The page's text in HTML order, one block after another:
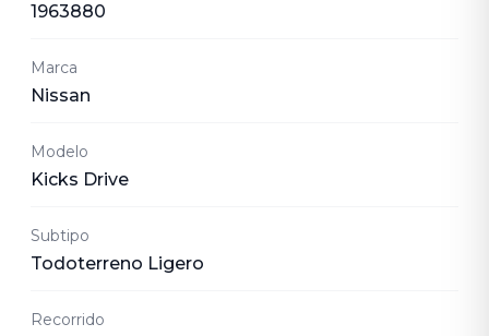
1963880
Marca
Nissan
Modelo
Kicks Drive
Subtipo
Todoterreno Ligero
Recorrido